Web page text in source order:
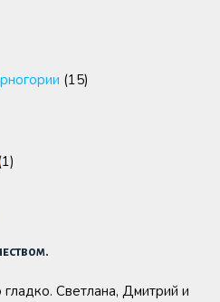
(15)
Светлана, Дмитрий и